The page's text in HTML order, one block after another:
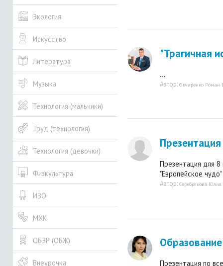
Экология
Искусство
Литература
Музыка
Технология (мальчики)
Труд (технология)
Технология (девочки)
Физкультура
ИЗО
МХК
ОБЗР (ОБЖ)
Внеурочка
"Трагичная
...
Автор: Овчаренко Роман
Презентация для
"Европейское
Автор: Серебрякова Юлия
Презентация по